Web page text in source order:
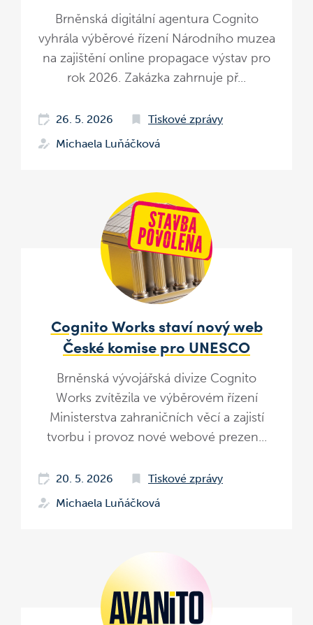
Brněnská digitální agentura Cognito
vyhrála výběrové řízení Národního muzea
na zajištění online propagace výstav pro
rok 2026. Zakázka zahrnuje př...
26. 5. 2026
Tiskové zprávy
Michaela Luňáčková
Cognito Works staví nový web
České komise pro UNESCO
Brněnská vývojářská divize Cognito
Works zvítězila ve výběrovém řízení
Ministerstva zahraničních věcí a zajistí
tvorbu i provoz nové webové prezen...
20. 5. 2026
Tiskové zprávy
Michaela Luňáčková